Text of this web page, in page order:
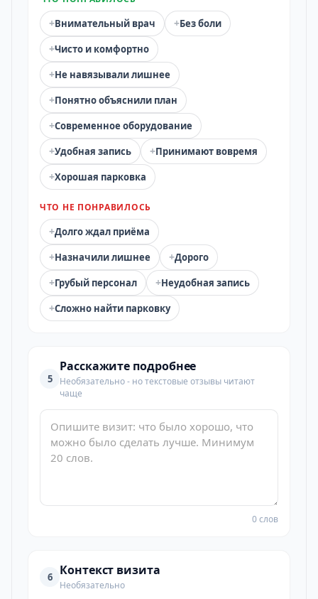
+Внимательный врач +Без боли
+Чисто и комфортно
+Не навязывали лишнее
+Понятно объяснили план
+Современное оборудование
+Удобная запись +Принимают вовремя
+Хорошая парковка
ЧТО НЕ ПОНРАВИЛОСЬ
+Долго ждал приёма
+Назначили лишнее +Дорого
+Грубый персонал +Неудобная запись
+Сложно найти парковку
5
Расскажите подробнее
Необязательно - но текстовые отзывы читают
чаще
0 слов
6 Контекст визита
Необязательно